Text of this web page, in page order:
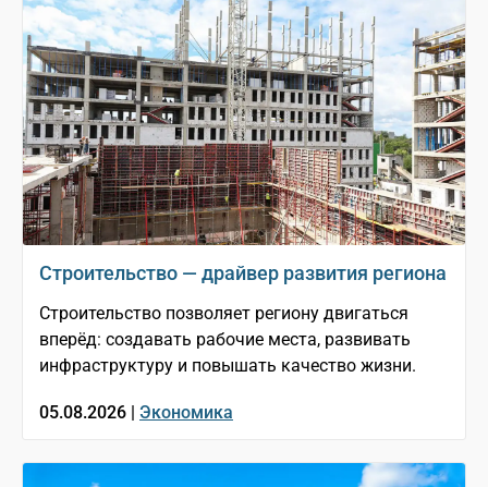
Строительство — драйвер развития региона
Строительство позволяет региону двигаться
вперёд: создавать рабочие места, развивать
инфраструктуру и повышать качество жизни.
05.08.2026 | Экономика